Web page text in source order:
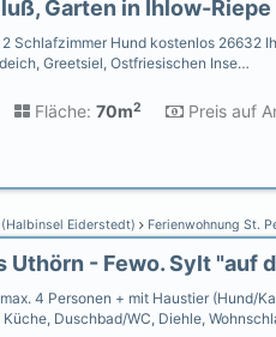
Schlafzimmer Hund kostenlos 26632
Greetsiel, Ostfriesischen Inse…
Fläche: 70m2 Preis auf
Eiderstedt) Ferienwohnung St.
4 Personen + mit Haustier (Hund/
Duschbad/WC, Diehle,